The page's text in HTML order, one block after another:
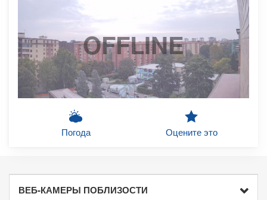
OFFLINE
Погода Оцените это
ВЕБ-КАМЕРЫ ПОБЛИЗОСТИ